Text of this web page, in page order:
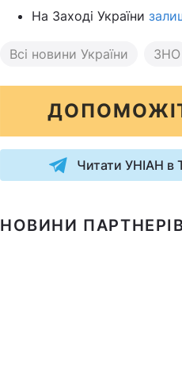
На Заході України
Всі новини України ЗНО
Читати УНІАН в
НОВИНИ